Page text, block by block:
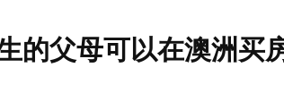
的父母可以在澳洲买